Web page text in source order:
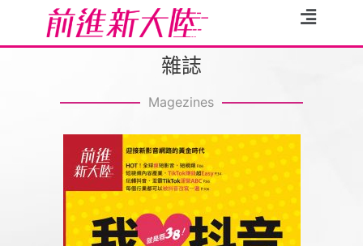
雜誌
Magezines